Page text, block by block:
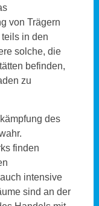
von Trägern
in den
solche, die
befinden,
zu
des
finden
intensive
sind an der